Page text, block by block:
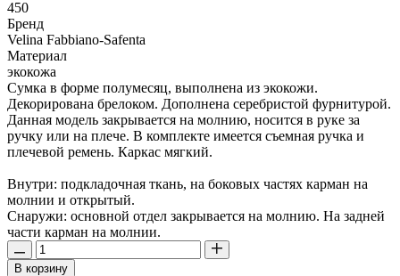
450
Бренд
Velina Fabbiano-Safenta
Материал
экокожа
Сумка в форме полумесяц, выполнена из экокожи.
Декорирована брелоком. Дополнена серебристой фурнитурой.
Данная модель закрывается на молнию, носится в руке за
ручку или на плече. В комплекте имеется съемная ручка и
плечевой ремень. Каркас мягкий.
Внутри: подкладочная ткань, на боковых частях карман на
молнии и открытый.
Снаружи: основной отдел закрывается на молнию. На задней
части карман на молнии.
В корзину